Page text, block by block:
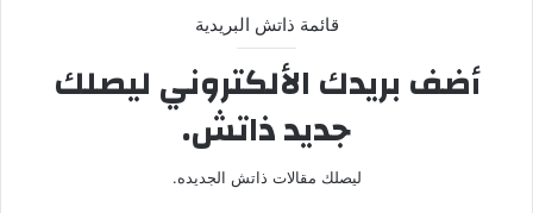
قائمة ذاتش البريدية
أضف بريدك الألكتروني ليصلك
جديد ذاتش.
ليصلك مقالات ذاتش الجديده.